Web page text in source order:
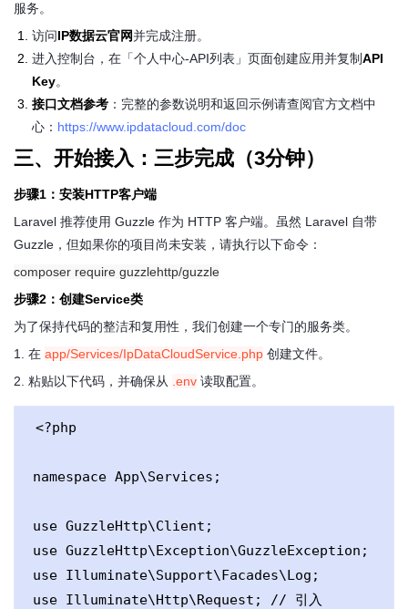
服务。
访问IP数据云官网并完成注册。
进入控制台，在「个人中心-API列表」页面创建应用并复制API
Key。
接口文档参考 ：完整的参数说明和返回示例请查阅官方文档中
心： https://www.ipdatacloud.com/doc
三、开始接入：三步完成（3分钟）
步骤1：安装HTTP客户端
Laravel 推荐使用 Guzzle 作为 HTTP 客户端。虽然 Laravel 自带
Guzzle，但如果你的项目尚未安装，请执行以下命令：
composer require guzzlehttp/guzzle
步骤2：创建Service类
为了保持代码的整洁和复用性，我们创建一个专门的服务类。
1. 在 app/Services/IpDataCloudService.php 创建文件。
2. 粘贴以下代码，并确保从
.env 读取配置。
<?php
namespace App\Services;
use GuzzleHttp\Client;
use GuzzleHttp\Exception\GuzzleException;
use Illuminate\Support\Facades\Log;
use Illuminate\Http\Request; // 引入